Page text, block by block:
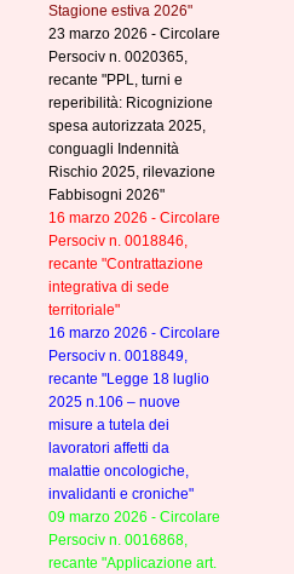
Stagione estiva 2026"
23 marzo 2026 - Circolare
Persociv n. 0020365,
recante "PPL, turni e
reperibilità: Ricognizione
spesa autorizzata 2025,
conguagli Indennità
Rischio 2025, rilevazione
Fabbisogni 2026"
16 marzo 2026 - Circolare
Persociv n. 0018846,
recante "Contrattazione
integrativa di sede
territoriale"
16 marzo 2026 - Circolare
Persociv n. 0018849,
recante "Legge 18 luglio
2025 n.106 – nuove
misure a tutela dei
lavoratori affetti da
malattie oncologiche,
invalidanti e croniche"
09 marzo 2026 - Circolare
Persociv n. 0016868,
recante "Applicazione art.